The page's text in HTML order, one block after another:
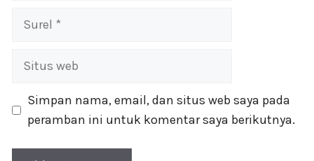
Surel
Situs
Simpan nama, email, dan situs web saya pada
peramban ini untuk komentar saya berikutnya.